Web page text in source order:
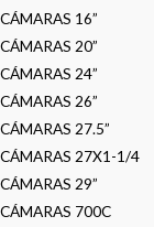
CÁMARAS 16”
CÁMARAS 20”
CÁMARAS 24”
CÁMARAS 26”
CÁMARAS 27.5”
CÁMARAS 27X1-1/4
CÁMARAS 29”
CÁMARAS 700C